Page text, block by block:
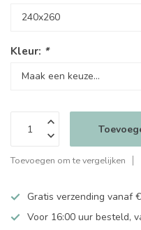
Kleur: *
Toevoegen om te vergelijken
Gratis verzending vanaf
Voor 16:00 uur besteld,